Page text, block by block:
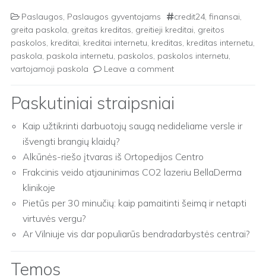
Paslaugos, Paslaugos gyventojams credit24, finansai,
greita paskola, greitas kreditas, greitieji kreditai, greitos
paskolos, kreditai, kreditai internetu, kreditas, kreditas internetu,
paskola, paskola internetu, paskolos, paskolos internetu,
vartojamoji paskola
Leave a comment
Paskutiniai straipsniai
Kaip užtikrinti darbuotojų saugą nedideliame versle ir
išvengti brangių klaidų?
Alkūnės-riešo įtvaras iš Ortopedijos Centro
Frakcinis veido atjauninimas CO2 lazeriu BellaDerma
klinikoje
Pietūs per 30 minučių: kaip pamaitinti šeimą ir netapti
virtuvės vergu?
Ar Vilniuje vis dar populiarūs bendradarbystės centrai?
Temos